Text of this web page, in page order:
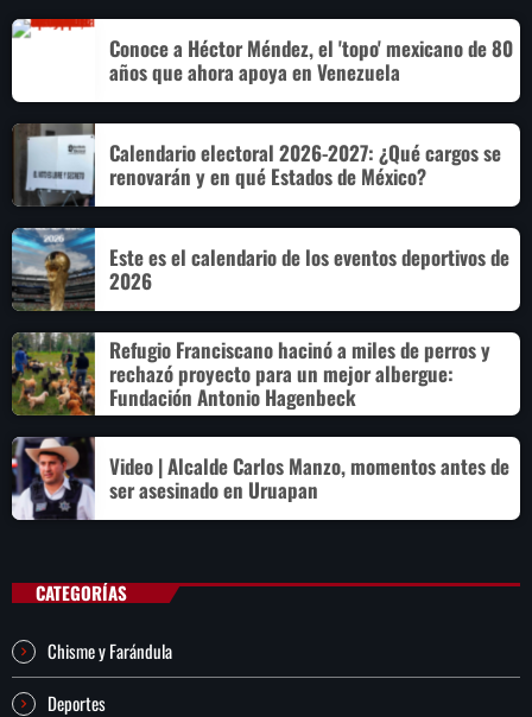
Conoce a Héctor Méndez, el 'topo' mexicano de 80
años que ahora apoya en Venezuela
Calendario electoral 2026-2027: ¿Qué cargos se
renovarán y en qué Estados de México?
Este es el calendario de los eventos deportivos de
2026
Refugio Franciscano hacinó a miles de perros y
rechazó proyecto para un mejor albergue:
Fundación Antonio Hagenbeck
Video | Alcalde Carlos Manzo, momentos antes de
ser asesinado en Uruapan
CATEGORÍAS
Chisme y Farándula
Deportes